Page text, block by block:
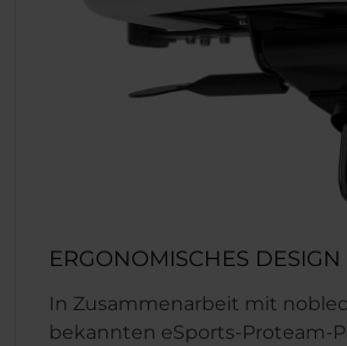
ERGONOMISCHES DESIGN
In Zusammenarbeit mit
bekannten eSports-Proteam-